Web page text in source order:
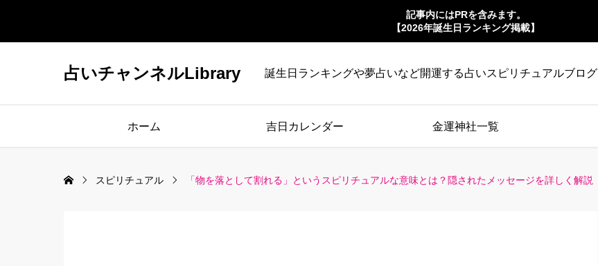
記事内にはPRを含みます。
【2026年誕生日ランキング掲載】
占いチャンネルLibrary 誕生日ランキングや夢占いなど開運する占いスピリチュアルブログ
ホーム 吉日カレンダー 金運神社一覧
スピリチュアル 「物を落として割れる」というスピリチュアルな意味とは？隠されたメッセージを詳しく解説